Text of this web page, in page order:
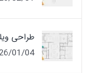
طراحی ویلا
01/04